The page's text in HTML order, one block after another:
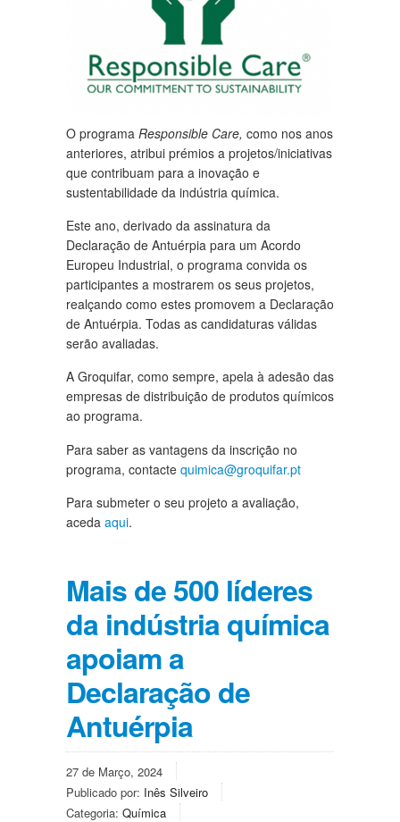
O programa Responsible Care, como nos anos
anteriores, atribui prémios a projetos/iniciativas
que contribuam para a inovação e
sustentabilidade da indústria química.
Este ano, derivado da assinatura da
Declaração de Antuérpia para um Acordo
Europeu Industrial, o programa convida os
participantes a mostrarem os seus projetos,
realçando como estes promovem a Declaração
de Antuérpia. Todas as candidaturas válidas
serão avaliadas.
A Groquifar, como sempre, apela à adesão das
empresas de distribuição de produtos químicos
ao programa.
Para saber as vantagens da inscrição no
programa, contacte quimica@groquifar.pt
Para submeter o seu projeto a avaliação,
aceda aqui.
Mais de 500 líderes
da indústria química
apoiam a
Declaração de
Antuérpia
27 de Março, 2024
Publicado por: Inês Silveiro
Categoria: Química